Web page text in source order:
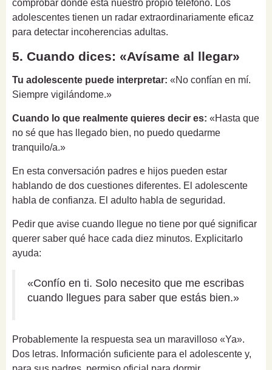
comprobar dónde está nuestro propio teléfono. Los
adolescentes tienen un radar extraordinariamente eficaz
para detectar incoherencias adultas.
5. Cuando dices: «Avísame al llegar»
Tu adolescente puede interpretar: «No confían en mí.
Siempre vigilándome.»
Cuando lo que realmente quieres decir es: «Hasta que
no sé que has llegado bien, no puedo quedarme
tranquilo/a.»
En esta conversación padres e hijos pueden estar
hablando de dos cuestiones diferentes. El adolescente
habla de confianza. El adulto habla de seguridad.
Pedir que avise cuando llegue no tiene por qué significar
querer saber qué hace cada diez minutos. Explicitarlo
ayuda:
«Confío en ti. Solo necesito que me escribas
cuando llegues para saber que estás bien.»
Probablemente la respuesta sea un maravilloso «Ya».
Dos letras. Información suficiente para el adolescente y,